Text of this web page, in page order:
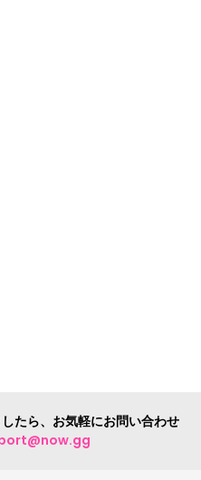
たら、お気軽にお問い合わせ